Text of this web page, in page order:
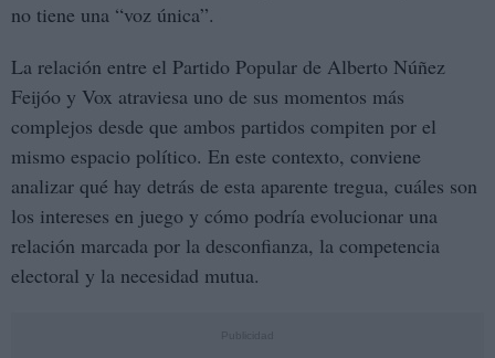
no tiene una “voz única”.
La relación entre el Partido Popular de Alberto Núñez
Feijóo y Vox atraviesa uno de sus momentos más
complejos desde que ambos partidos compiten por el
mismo espacio político. En este contexto, conviene
analizar qué hay detrás de esta aparente tregua, cuáles son
los intereses en juego y cómo podría evolucionar una
relación marcada por la desconfianza, la competencia
electoral y la necesidad mutua.